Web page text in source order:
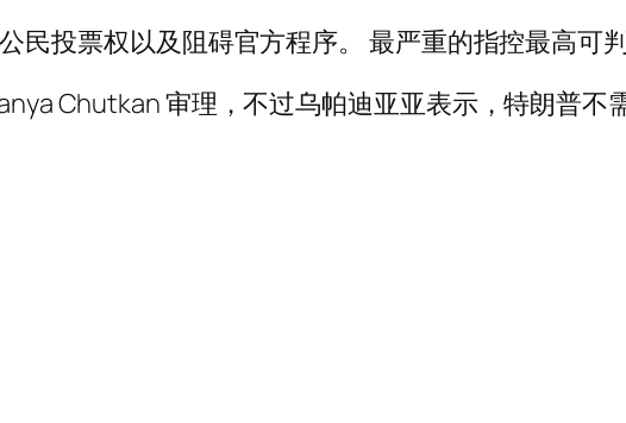
投票权以及阻碍官方程序。 最严重的指控最高可判
Chutkan 审理，不过乌帕迪亚亚表示，特朗普不